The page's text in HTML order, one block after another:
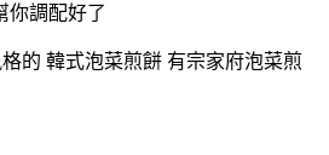
你調配好了